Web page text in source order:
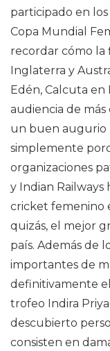
participado en
Copa Mundial
recordar cómo la
Inglaterra y
Edén, Calcuta en
audiencia de
un buen augurio
simplemente
organizaciones
y Indian Railways
cricket femenino
quizás, el mejor
país. Además de
importantes de
definitivamente
trofeo Indira
descubierto
consisten en